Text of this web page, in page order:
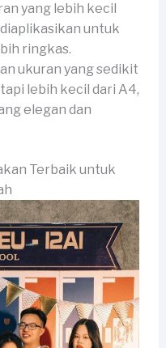
yang lebih kecil
untuk
ringkas.
ukuran yang sedikit
lebih kecil dari A4,
elegan dan
Terbaik untuk